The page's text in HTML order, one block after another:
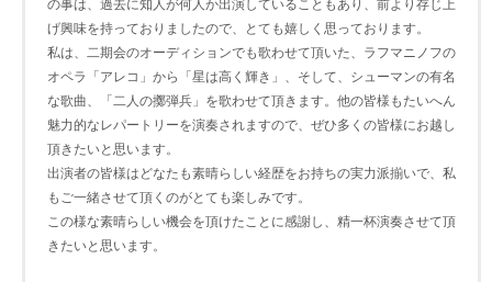
の事は、過去に知人が何人か出演していることもあり、前より存じ上
げ興味を持っておりましたので、とても嬉しく思っております。
私は、二期会のオーディションでも歌わせて頂いた、ラフマニノフの
オペラ「アレコ」から「星は高く輝き」、そして、シューマンの有名
な歌曲、「二人の擲弾兵」を歌わせて頂きます。他の皆様もたいへん
魅力的なレパートリーを演奏されますので、ぜひ多くの皆様にお越し
頂きたいと思います。
出演者の皆様はどなたも素晴らしい経歴をお持ちの実力派揃いで、私
もご一緒させて頂くのがとても楽しみです。
この様な素晴らしい機会を頂けたことに感謝し、精一杯演奏させて頂
きたいと思います。